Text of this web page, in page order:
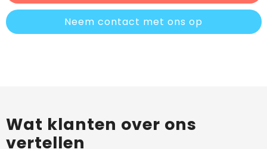
Neem contact met ons op
Wat klanten over ons
vertellen